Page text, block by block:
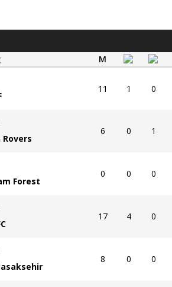
M
11 1 0
6 0 1
Forest
0 0 0
17 4 0
8 0 0